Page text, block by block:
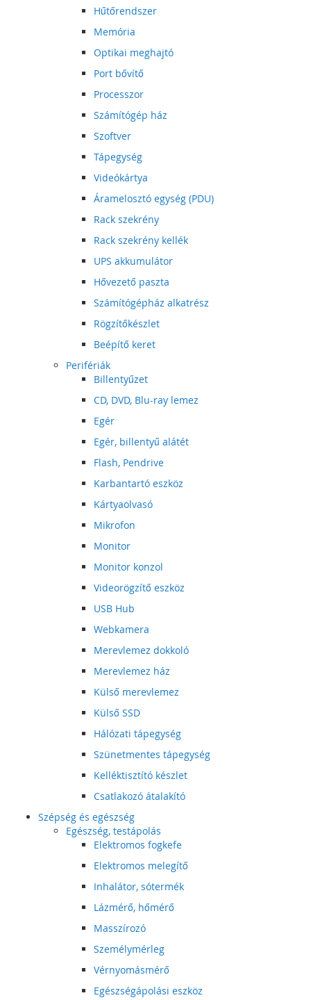
Hűtőrendszer
Memória
Optikai meghajtó
Port bővítő
Processzor
Számítógép ház
Szoftver
Tápegység
Videókártya
Áramelosztó egység (PDU)
Rack szekrény
Rack szekrény kellék
UPS akkumulátor
Hővezető paszta
Számítógépház alkatrész
Rögzítőkészlet
Beépítő keret
Perifériák
Billentyűzet
CD, DVD, Blu-ray lemez
Egér
Egér, billentyű alátét
Flash, Pendrive
Karbantartó eszköz
Kártyaolvasó
Mikrofon
Monitor
Monitor konzol
Videorögzítő eszköz
USB Hub
Webkamera
Merevlemez dokkoló
Merevlemez ház
Külső merevlemez
Külső SSD
Hálózati tápegység
Szünetmentes tápegység
Kelléktisztító készlet
Csatlakozó átalakító
Szépség és egészség
Egészség, testápolás
Elektromos fogkefe
Elektromos melegítő
Inhalátor, sótermék
Lázmérő, hőmérő
Masszírozó
Személymérleg
Vérnyomásmérő
Egészségápolási eszköz